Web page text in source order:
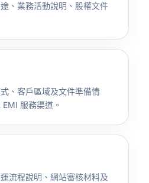
、業務活動說明、股權文件
、客戶區域及文件準備情
服務渠道。
流程說明、網站審核材料及